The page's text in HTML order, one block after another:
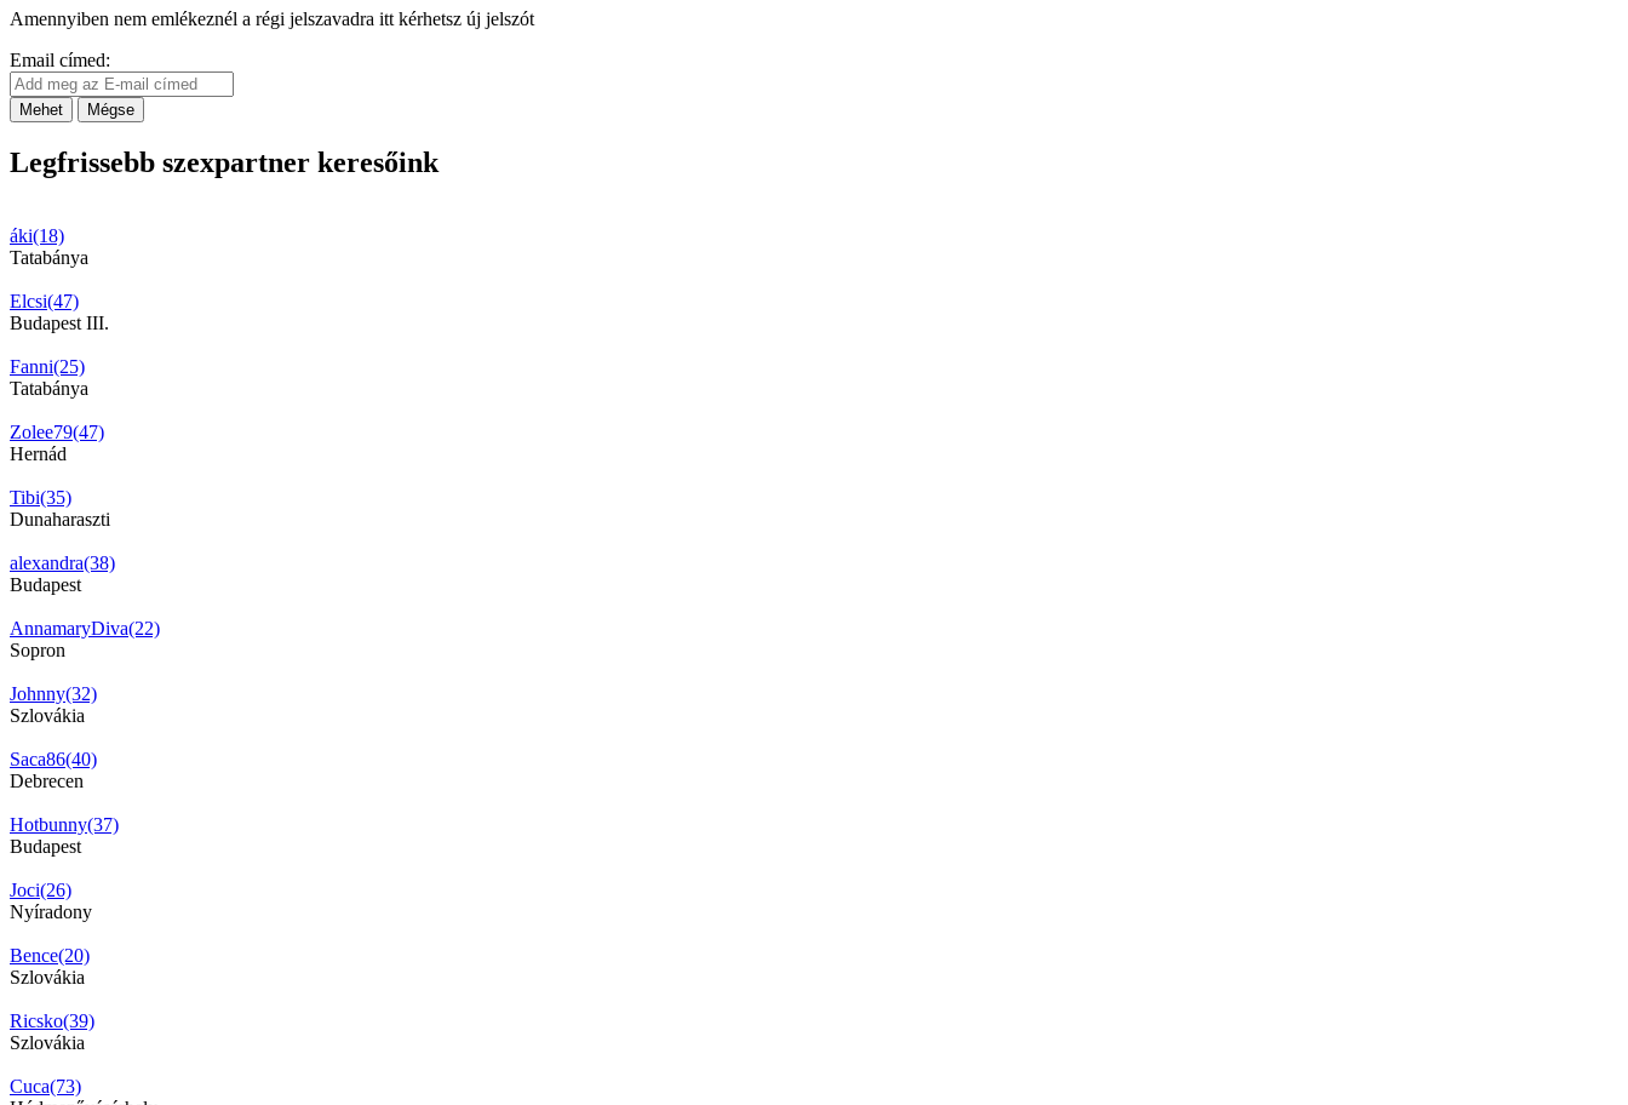
Amennyiben nem emlékeznél a régi jelszavadra itt kérhetsz új jelszót
Email címed:
Mehet Mégse
Legfrissebb szexpartner keresőink
áki(18)
Tatabánya
Elcsi(47)
Budapest III.
Fanni(25)
Tatabánya
Zolee79(47)
Hernád
Tibi(35)
Dunaharaszti
alexandra(38)
Budapest
AnnamaryDiva(22)
Sopron
Johnny(32)
Szlovákia
Saca86(40)
Debrecen
Hotbunny(37)
Budapest
Joci(26)
Nyíradony
Bence(20)
Szlovákia
Ricsko(39)
Szlovákia
Cuca(73)